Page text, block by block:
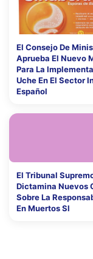
El Consejo De
Aprueba El Nuevo
Para La
Uche En El Sector
Español
El Tribunal
Dictamina Nuevos
Sobre La
En Muertos Sl